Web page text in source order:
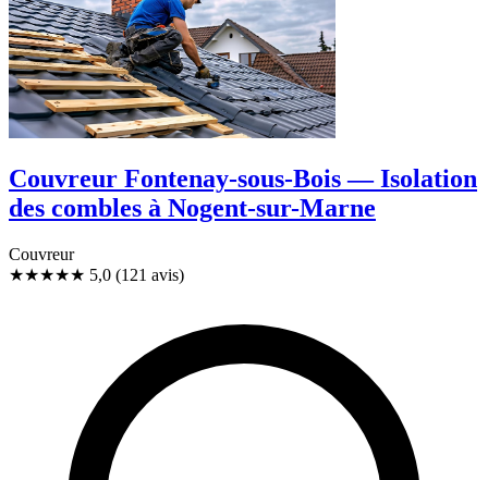
Couvreur Fontenay-sous-Bois — Isolation
des combles à Nogent-sur-Marne
Couvreur
★★★★★ 5,0 (121 avis)